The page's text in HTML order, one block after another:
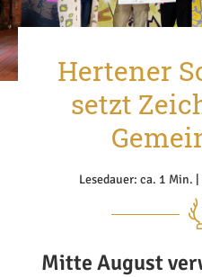
Hertener
setzt
Lesedauer: ca. 1 Min.
Mitte August